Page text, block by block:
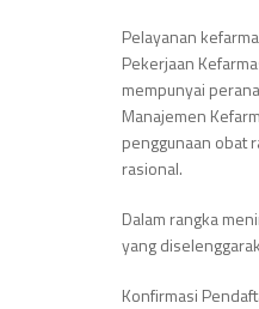
Pelayanan
Pekerjaan
mempunyai
Manajemen
penggunaan obat
rasional.
Dalam rangka
yang
Konfirmasi